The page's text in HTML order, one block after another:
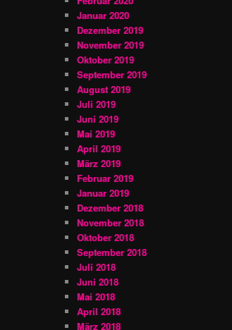
Januar 2020
Dezember 2019
November 2019
Oktober 2019
September 2019
August 2019
Juli 2019
Juni 2019
Mai 2019
April 2019
März 2019
Februar 2019
Januar 2019
Dezember 2018
November 2018
Oktober 2018
September 2018
Juli 2018
Juni 2018
Mai 2018
April 2018
März 2018